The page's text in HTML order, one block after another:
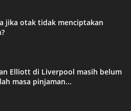
jika otak tidak menciptakan
Elliott di Liverpool masih belum
masa pinjaman...